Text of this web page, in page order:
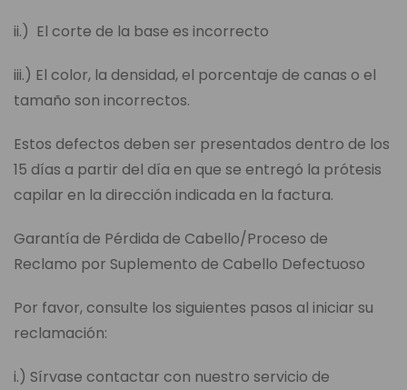
ii.) El corte de la base es incorrecto
iii.) El color, la densidad, el porcentaje de canas o el
tamaño son incorrectos.
Estos defectos deben ser presentados dentro de los
15 días a partir del día en que se entregó la prótesis
capilar en la dirección indicada en la factura.
Garantía de Pérdida de Cabello/Proceso de
Reclamo por Suplemento de Cabello Defectuoso
Por favor, consulte los siguientes pasos al iniciar su
reclamación:
i.) Sírvase contactar con nuestro servicio de